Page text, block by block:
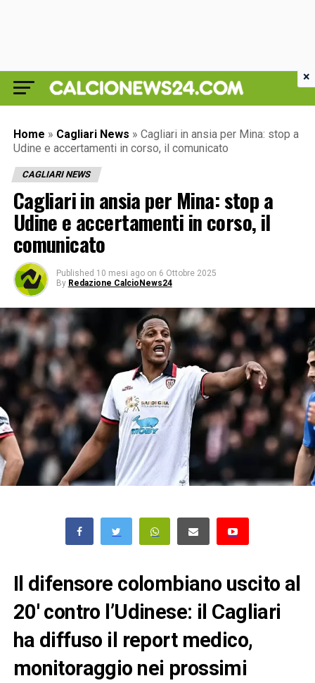
Home » Cagliari News » Cagliari in ansia per Mina: stop a
Udine e accertamenti in corso, il comunicato
CAGLIARI NEWS
Cagliari in ansia per Mina: stop a
Udine e accertamenti in corso, il
comunicato
Published 10 mesi ago on 6 Ottobre 2025
By Redazione CalcioNews24
Il difensore colombiano uscito al
20′ contro l’Udinese: il Cagliari
ha diffuso il report medico,
monitoraggio nei prossimi
×